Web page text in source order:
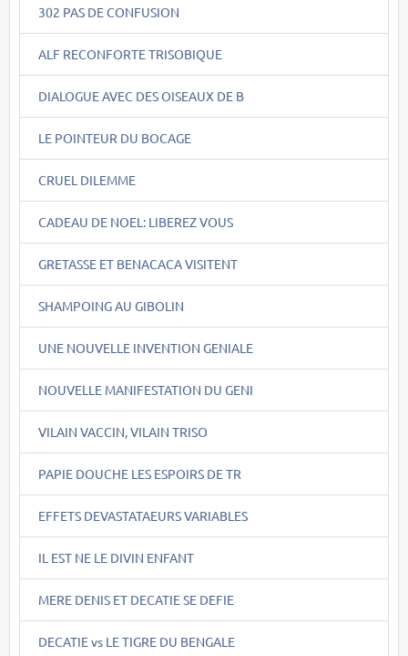
302 PAS DE CONFUSION
ALF RECONFORTE TRISOBIQUE
DIALOGUE AVEC DES OISEAUX DE B
LE POINTEUR DU BOCAGE
CRUEL DILEMME
CADEAU DE NOEL: LIBEREZ VOUS
GRETASSE ET BENACACA VISITENT
SHAMPOING AU GIBOLIN
UNE NOUVELLE INVENTION GENIALE
NOUVELLE MANIFESTATION DU GENI
VILAIN VACCIN, VILAIN TRISO
PAPIE DOUCHE LES ESPOIRS DE TR
EFFETS DEVASTATAEURS VARIABLES
IL EST NE LE DIVIN ENFANT
MERE DENIS ET DECATIE SE DEFIE
DECATIE vs LE TIGRE DU BENGALE